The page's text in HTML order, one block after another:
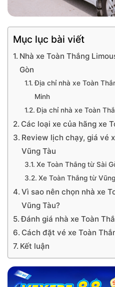
Mục lục bài viết
Nhà xe Toàn Thắng
Gòn
Địa chỉ nhà xe Toàn
Minh
Địa chỉ nhà xe Toàn
Các loại xe của hãng xe
Review lịch chạy, giá vé
Vũng Tàu
Xe Toàn Thắng từ Sài
Xe Toàn Thắng từ
Vì sao nên chọn nhà xe
Vũng Tàu?
Đánh giá nhà xe Toàn
Cách đặt vé xe Toàn
Kết luận